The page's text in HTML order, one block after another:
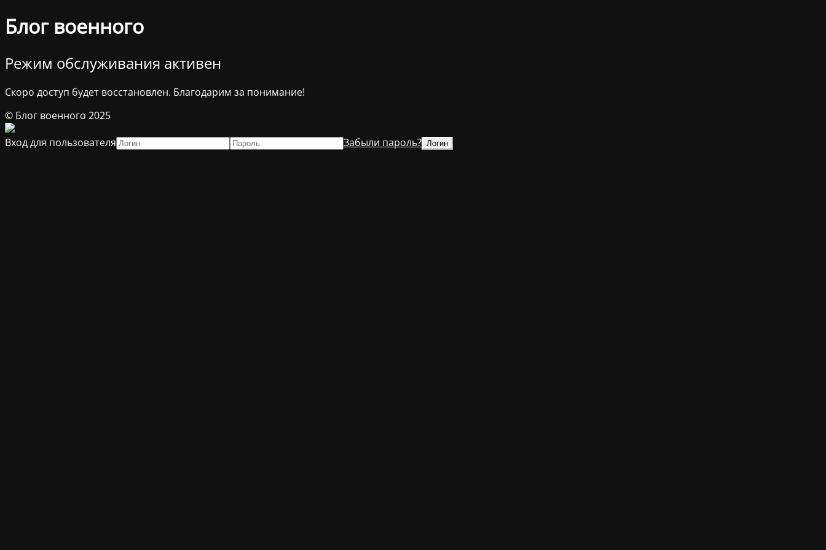
Блог военного
Режим обслуживания активен
Скоро доступ будет восстановлен. Благодарим за понимание!
© Блог военного 2025
Вход для пользователя
Забыли пароль?